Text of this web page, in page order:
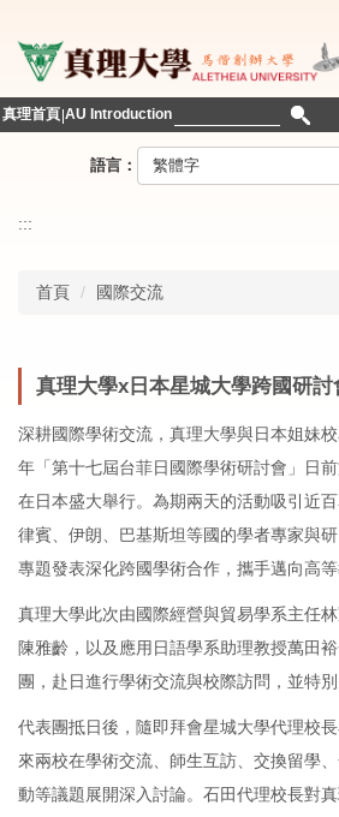
到
主
內
真理首頁 AU Introduction
語言：
:::
首頁 國際交流
真理大學x日本星城大學跨國研
深耕國際學術交流，真理大學與日本姐妹
年「第十七屆台菲日國際學術研討會」日
在日本盛大舉行。為期兩天的活動吸引近
律賓、伊朗、巴基斯坦等國的學者專家與
專題發表深化跨國學術合作，攜手邁向高等
真理大學此次由國際經營與貿易學系主任
陳雅齡，以及應用日語學系助理教授萬田
團，赴日進行學術交流與校際訪問，並特別
代表團抵日後，隨即拜會星城大學代理校
來兩校在學術交流、師生互訪、交換留學
動等議題展開深入討論。石田代理校長對